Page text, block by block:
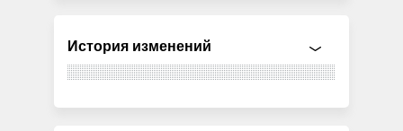
История изменений